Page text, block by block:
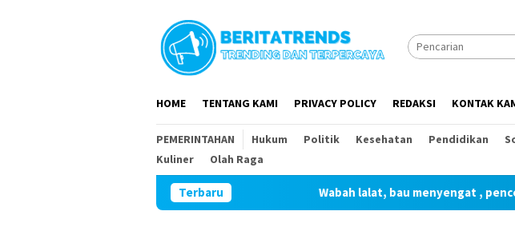
HOME TENTANG KAMI PRIVACY POLICY REDAKSI KONTAK
PEMERINTAHAN Hukum Politik Kesehatan Pendidikan
Kuliner
Olah Raga
Terbaru
Wabah lalat, bau menyengat , pencemaran udara, Warga